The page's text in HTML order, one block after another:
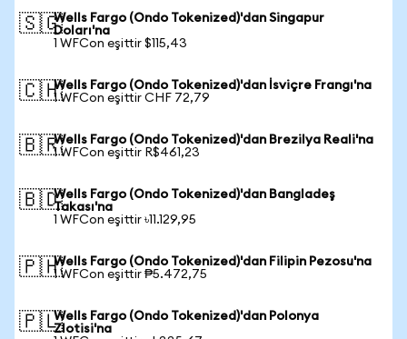
🇸🇬Wells Fargo (Ondo Tokenized)'dan Singapur
Doları'na
1 WFCon eşittir $115,43
🇨🇭Wells Fargo (Ondo Tokenized)'dan İsviçre Frangı'na
1 WFCon eşittir CHF 72,79
🇧🇷Wells Fargo (Ondo Tokenized)'dan Brezilya Reali'na
1 WFCon eşittir R$461,23
🇧🇩Wells Fargo (Ondo Tokenized)'dan Bangladeş
Takası'na
1 WFCon eşittir ৳11.129,95
🇵🇭Wells Fargo (Ondo Tokenized)'dan Filipin Pezosu'na
1 WFCon eşittir ₱5.472,75
🇵🇱Wells Fargo (Ondo Tokenized)'dan Polonya
Zlotisi'na